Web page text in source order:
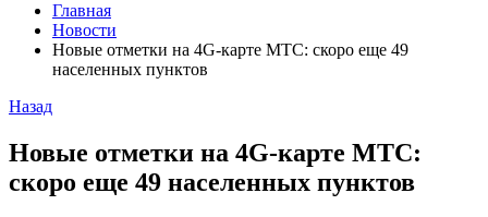
Главная
Новости
Новые отметки на 4G-карте МТС: скоро еще 49
населенных пунктов
Назад
Новые отметки на 4G-карте МТС:
скоро еще 49 населенных пунктов